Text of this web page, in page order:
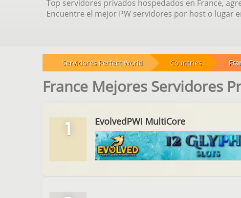
Top servidores privados hospedados en France,
Encuentre el mejor PW servidores por host o lugar
Servidores Perfect World Countries
France Mejores Servidores
1 EvolvedPWI MultiCore